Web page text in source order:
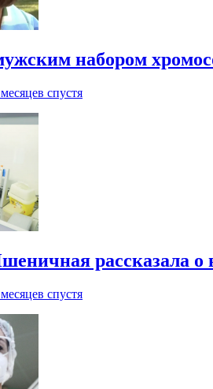
набором
спустя
рассказала о
спустя